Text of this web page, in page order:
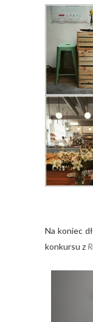
Na koniec
konkursu z